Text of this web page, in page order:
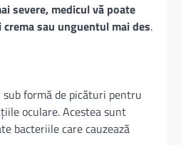
severe, medicul vă poate
sau unguentul mai des.
formă de picături pentru
oculare. Acestea sunt
bacteriile care cauzează